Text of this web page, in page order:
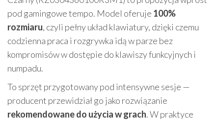
pod gamingowe tempo. Model oferuje 100%
rozmiaru, czyli pełny układ klawiatury, dzięki czemu
codzienna praca i rozgrywka idą w parze bez
kompromisów w dostępie do klawiszy funkcyjnych i
numpadu.
To sprzęt przygotowany pod intensywne sesje —
producent przewidział go jako rozwiązanie
rekomendowane do użycia w grach. W praktyce